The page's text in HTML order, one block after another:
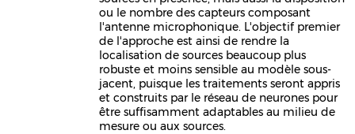
ou le nombre des capteurs composant
l'antenne microphonique. L'objectif premier
de l'approche est ainsi de rendre la
localisation de sources beaucoup plus
robuste et moins sensible au modèle sous-
jacent, puisque les traitements seront appris
et construits par le réseau de neurones pour
être suffisamment adaptables au milieu de
mesure ou aux sources.